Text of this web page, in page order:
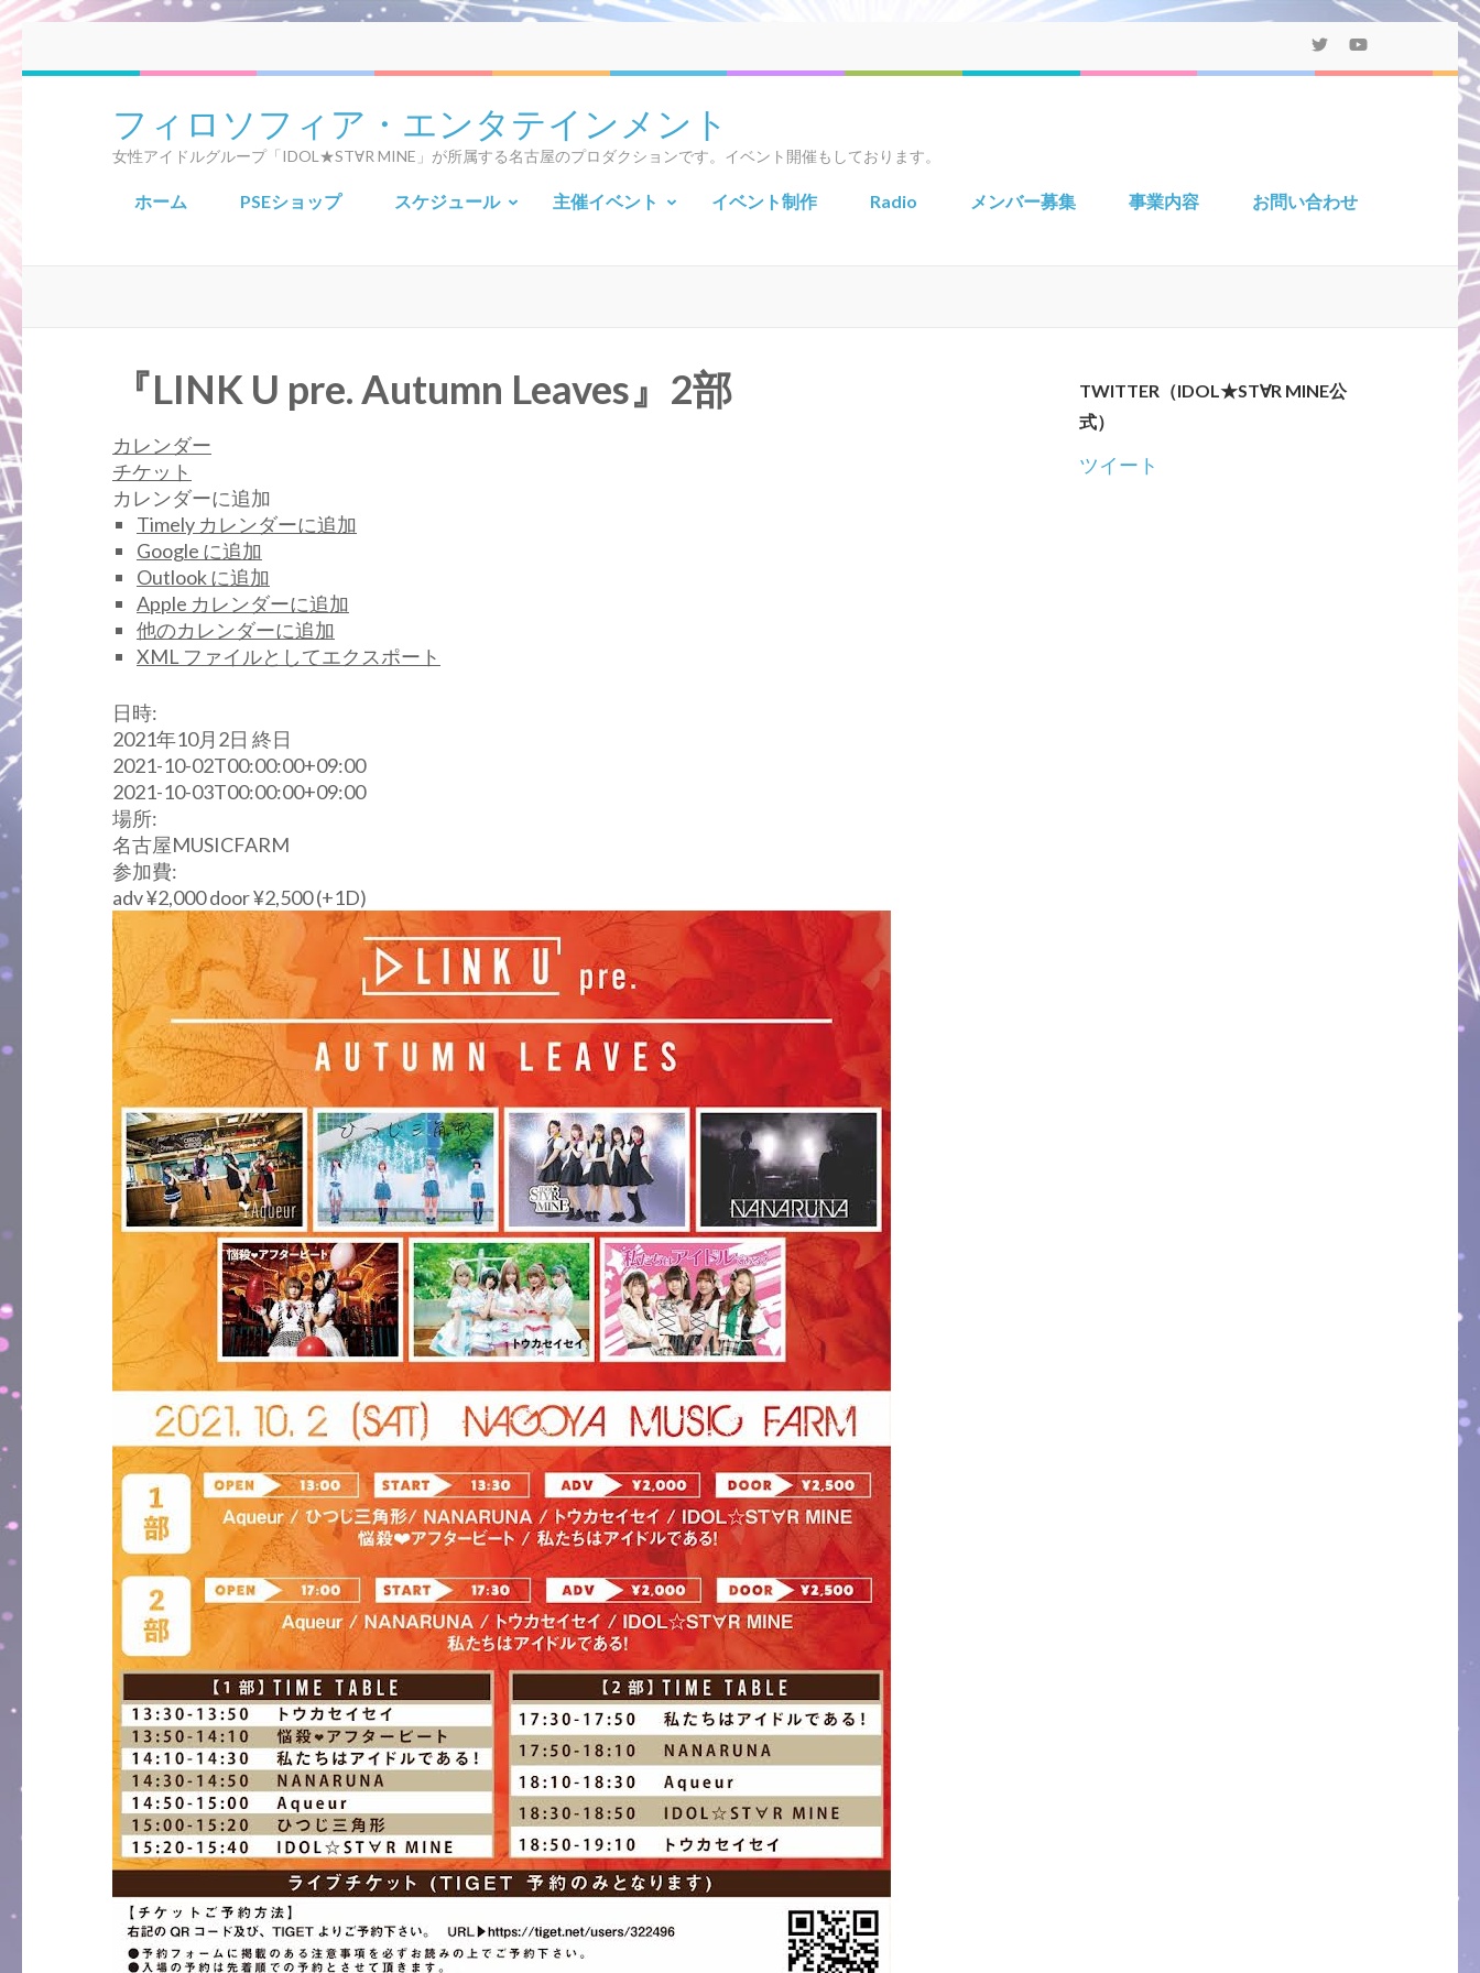
コ
押
す)
フィロソフィア・エンタテインメント
女性アイドルグループ「IDOL★ST∀R MINE」が所属する名古屋のプロダクションです。イベント開催もしております。
ホーム PSEショップ スケジュール 主催イベント イベント制作 Radio メンバー募集 事業内容 お問い合わせ
『LINK U pre. Autumn Leaves』2部
カレンダー
チケット
カレンダーに追加
Timely カレンダーに追加
Google に追加
Outlook に追加
Apple カレンダーに追加
他のカレンダーに追加
XML ファイルとしてエクスポート
日時:
2021年10月2日 終日
2021-10-02T00:00:00+09:00
2021-10-03T00:00:00+09:00
場所:
名古屋MUSICFARM
参加費:
adv ¥2,000 door ¥2,500 (+1D)
TWITTER（IDOL★ST∀R MINE公
式）
ツイート